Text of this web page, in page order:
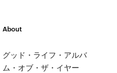
About
グッド・ライフ・アルバ
ム・オブ・ザ・イヤー